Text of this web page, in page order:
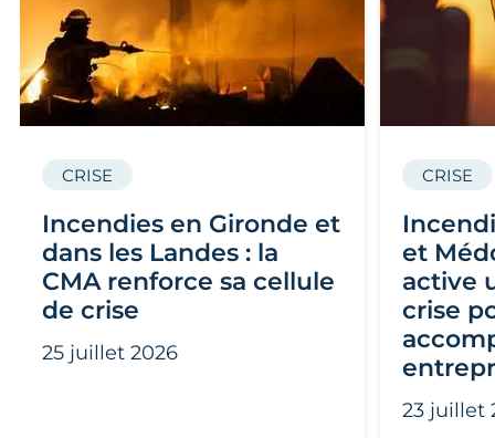
Incendies en Gironde et
dans les Landes : la
CMA renforce sa cellule
de crise
CRISE
25 juillet 2026
et
active
crise
CRISE
23 juillet